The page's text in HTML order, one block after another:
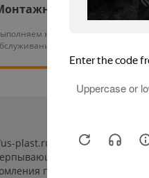
работы
монтаж и тех.
оборудования
plast.ru/ (далее «сайт»)
Указанные на
пользователей сайта.